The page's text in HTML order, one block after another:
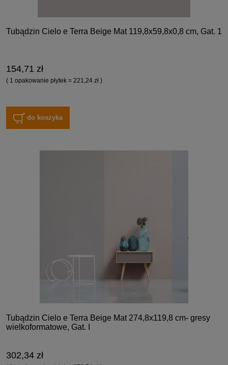
Tubądzin Cielo e Terra Beige Mat 119,8x59,8x0,8 cm, Gat. 1
154,71 zł
( 1 opakowanie płytek = 221,24 zł )
do koszyka
Tubądzin Cielo e Terra Beige Mat 274,8x119,8 cm- gresy
wielkoformatowe, Gat. I
302,34 zł